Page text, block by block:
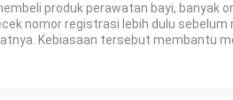
produk perawatan bayi, banyak
nomor registrasi lebih dulu sebelum
Kebiasaan tersebut membantu